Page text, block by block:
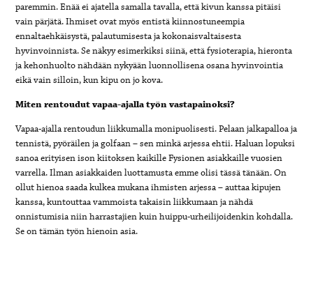
paremmin. Enääei ajatella samalla tavalla, että kivun kanssa pitäisi
vain pärjätä. Ihmiset ovat myös entistä kiinnostuneempia
ennaltaehkäisystä, palautumisesta ja kokonaisvaltaisesta
hyvinvoinnista. Se näkyy esimerkiksi siinä, että fysioterapia, hieronta
ja kehonhuolto nähdäännykyään luonnollisena osana hyvinvointia
eikä vain silloin, kun kipu onjo kova.
Miten rentoudut vapaa-ajalla työn vastapainoksi?
Vapaa-ajalla rentoudun liikkumalla monipuolisesti. Pelaan jalkapalloa ja
tennistä, pyöräilen ja golfaan – sen minkä arjessa ehtii. Haluan lopuksi
sanoa erityisen ison kiitoksen kaikille Fysionen asiakkaille vuosien
varrella. Ilman asiakkaiden luottamusta emme olisi tässä tänään. On
ollut hienoa saada kulkea mukana ihmisten arjessa –auttaa kipujen
kanssa, kuntouttaa vammoista takaisin liikkumaan ja nähdä
onnistumisia niin harrastajien kuin huippu-urheilijoidenkin kohdalla.
Seon tämän työn hienoin asia.